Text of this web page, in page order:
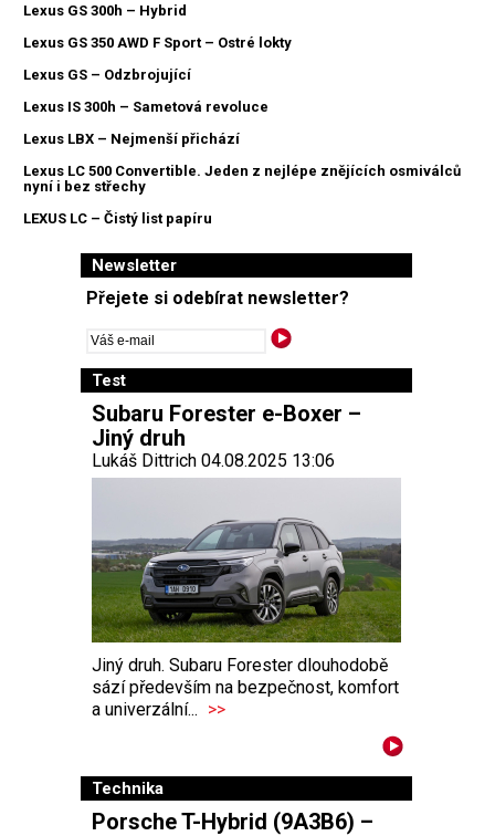
Lexus GS 300h – Hybrid
Lexus GS 350 AWD F Sport – Ostré lokty
Lexus GS – Odzbrojující
Lexus IS 300h – Sametová revoluce
Lexus LBX – Nejmenší přichází
Lexus LC 500 Convertible. Jeden z nejlépe znějících osmiválců
nyní i bez střechy
LEXUS LC – Čistý list papíru
Newsletter
Přejete si odebírat newsletter?
Test
Subaru Forester e-Boxer –
Jiný druh
Lukáš Dittrich 04.08.2025 13:06
Jiný druh. Subaru Forester dlouhodobě
sází především na bezpečnost, komfort
a univerzální... >>
Technika
Porsche T-Hybrid (9A3B6) –